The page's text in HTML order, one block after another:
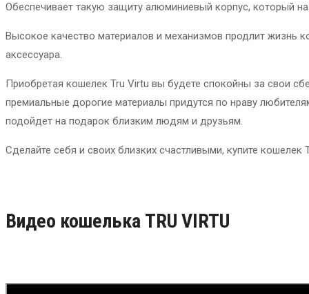
Обеспечивает такую защиту алюминиевый корпус, который
Высокое качество материалов и механизмов продлит жизнь
аксессуара.
Приобретая кошелек Tru Virtu вы будете спокойны за свои
премиальные дорогие материалы придутся по нраву
подойдет на подарок близким людям и друзьям.
Сделайте себя и своих близких счастливыми, купите
Видео кошелька TRU VIRTU